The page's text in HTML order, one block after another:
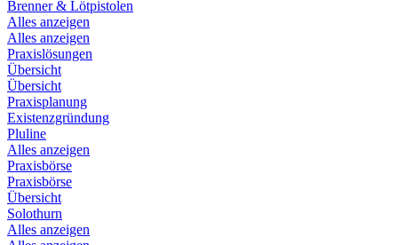
Brenner & Lötpistolen
Alles anzeigen
Alles anzeigen
Praxislösungen
Übersicht
Übersicht
Praxisplanung
Existenzgründung
Pluline
Alles anzeigen
Praxisbörse
Praxisbörse
Übersicht
Solothurn
Alles anzeigen